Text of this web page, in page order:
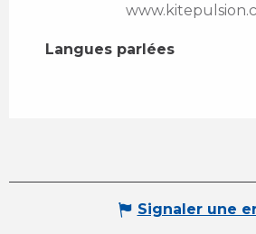
Langues parlées
Langues parlées
Signaler une